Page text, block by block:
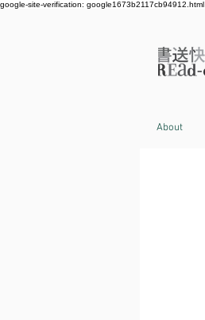
google-site-verification: google1673b2117cb94912.html
About